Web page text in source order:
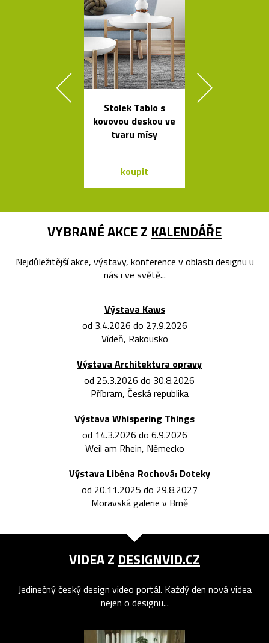
Stolek Tablo s
kovovou deskou ve
tvaru mísy
koupit
VYBRANÉ AKCE Z KALENDÁŘE
Nejdůležitější akce, výstavy, konference v oblasti designu u
nás i ve světě...
Výstava Kaws
od 3.4.2026 do 27.9.2026
Vídeň, Rakousko
Výstava Architektura opravy
od 25.3.2026 do 30.8.2026
Příbram, Česká republika
Výstava Whispering Things
od 14.3.2026 do 6.9.2026
Weil am Rhein, Německo
Výstava Liběna Rochová: Doteky
od 20.11.2025 do 29.8.2027
Moravská galerie v Brně
VIDEA Z DESIGNVID.CZ
Jedinečný český design video portál. Každý den nová videa
nejen o designu...